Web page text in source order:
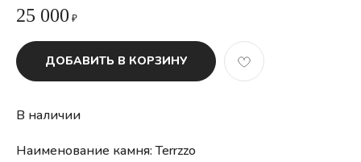
25 000 ₽
ДОБАВИТЬ В КОРЗИНУ
В наличии
Наименование камня: Terrzzo